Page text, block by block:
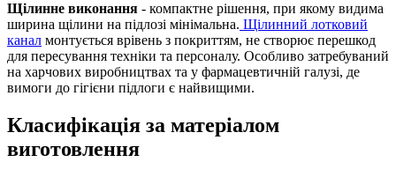
Щілинне виконання - компактне рішення, при якому видима
ширина щілини на підлозі мінімальна. Щілинний лотковий
канал монтується врівень з покриттям, не створює перешкод
для пересування техніки та персоналу. Особливо затребуваний
на харчових виробництвах та у фармацевтичній галузі, де
вимоги до гігієни підлоги є найвищими.
Класифікація за матеріалом
виготовлення